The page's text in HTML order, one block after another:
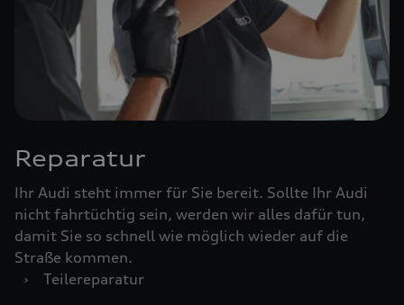
Reparatur
Ihr Audi steht immer für Sie bereit. Sollte Ihr Audi
nicht fahrtüchtig sein, werden wir alles dafür tun,
damit Sie so schnell wie möglich wieder auf die
Straße kommen.
›
Teilereparatur